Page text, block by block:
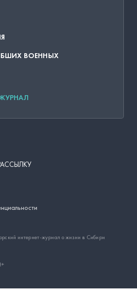
ВОЕННЫХ
интернет-журнал о жизни в Сибири